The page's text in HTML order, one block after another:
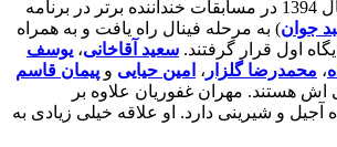
نقاشی میکشد. در سال 1394 در مسابقات خنداننده برتر در برنامه
جوان) به مرحله فینال راه یافت و به همراه
اول قرار گرفتند. سعید آقاخانی، یوسف
، محمدرضا گلزار ، امین حیایی و پیمان قاسم
هستند. مهران غفوریان علاوه بر
آجیل و شیرینی دارد. او علاقه خیلی زیادی به